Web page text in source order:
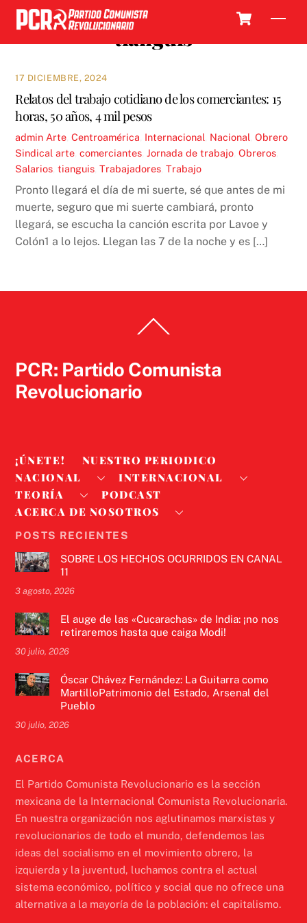
Skip
content
tianguis
17 DICIEMBRE, 2024
Relatos del trabajo cotidiano de los comerciantes: 15
horas, 50 años, 4 mil pesos
admin Arte ,Centroamérica Internacional Nacional ,Obrero
Sindical arte ,comerciantes ,Jornada de trabajo ,Obreros
Salarios ,tianguis ,Trabajadores ,Trabajo
Pronto llegará el día de mi suerte, sé que antes de mi
muerte, seguro que mi suerte cambiará, pronto
llegará, se escucha la canción escrita por Lavoe y
Colón1 a lo lejos. Llegan las 7 de la noche y es […]
To
PCR: Partido Comunista
Revolucionario
¡ÚNETE!
NUESTRO PERIODICO
NACIONAL
INTERNACIONAL
TEORÍA
PODCAST
ACERCA DE NOSOTROS
POSTS RECIENTES
SOBRE LOS HECHOS OCURRIDOS EN CANAL
11
3 agosto, 2026
El auge de las «Cucarachas» de India: ¡no nos
retiraremos hasta que caiga Modi!
30 julio, 2026
Óscar Chávez Fernández: La Guitarra como
MartilloPatrimonio del Estado, Arsenal del
Pueblo
30 julio, 2026
ACERCA
El Partido Comunista Revolucionario es la sección
mexicana de la Internacional Comunista Revolucionaria.
En nuestra organización nos aglutinamos marxistas y
revolucionarios de todo el mundo, defendemos las
ideas del socialismo en el movimiento obrero, la
izquierda y la juventud, luchamos contra el actual
sistema económico, político y social que no ofrece una
alternativa a la mayoría de la población: el capitalismo.